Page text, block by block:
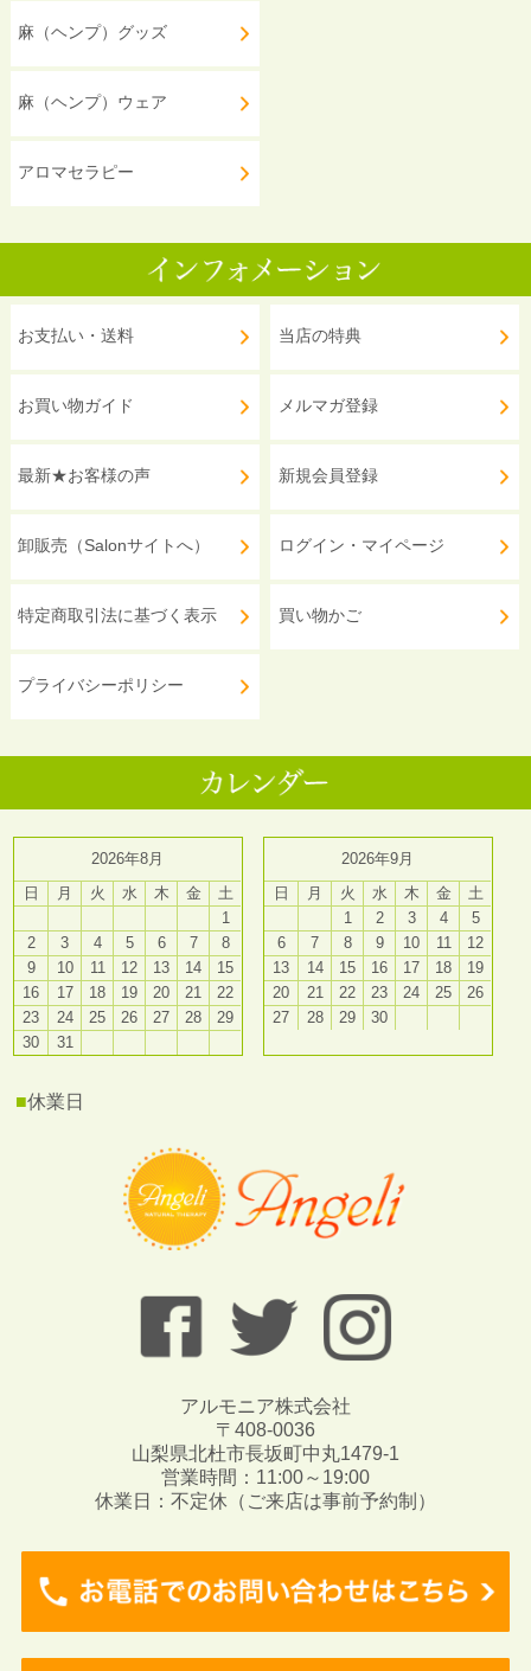
麻（ヘンプ）グッズ
麻（ヘンプ）ウェア
アロマセラピー
お支払い・送料
お買い物ガイド
最新★お客様の声
卸販売（Salonサイトへ）
特定商取引法に基づく表示
プライバシーポリシー
当店の特典
メルマガ登録
新規会員登録
ログイン・マイページ
買い物かご
2026年8月
日
月 火 水 木 金
土
1
2
3 4 5 6 7
8
9
10 11 12 13 14
15
16
17 18 19 20 21
22
23
24 25 26 27 28
29
30
31
2026年9月
日
月 火 水 木 金
土
1
2 3 4
5
6
7 8 9 10 11
12
13
14 15 16 17 18
19
20
21 22 23 24 25
26
27
28 29 30
■休業日
アルモニア株式会社
〒408-0036
山梨県北杜市長坂町中丸1479-1
営業時間：11:00～19:00
休業日：不定休（ご来店は事前予約制）